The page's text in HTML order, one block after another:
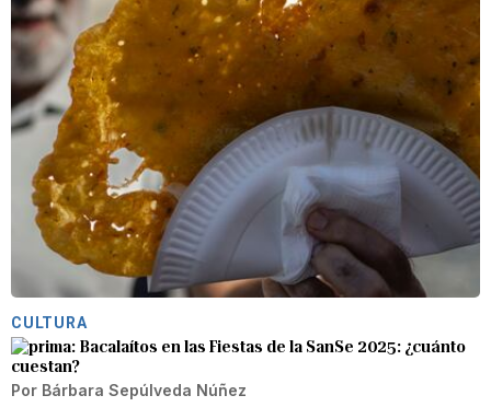
CULTURA
Bacalaítos en las Fiestas de la SanSe 2025: ¿cuánto
cuestan?
Por Bárbara Sepúlveda Núñez